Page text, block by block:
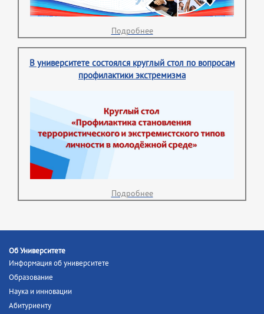
Подробнее
В университете состоялся круглый стол по вопросам
профилактики экстремизма
Подробнее
Об Университете
Информация об университете
Образование
Наука и инновации
Абитуриенту